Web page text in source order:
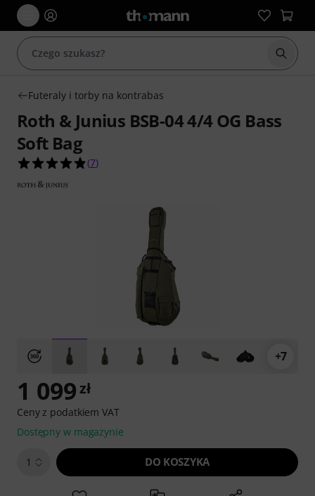
Futeraly i torby na kontrabas
Roth & Junius BSB-04 4/4 OG Bass
Soft Bag
4.9 na 5 gwiazdek z 7 ocen klientów
(7)
+7
1 099zł
Ceny z podatkiem VAT
Dostępny w magazynie
1 DO KOSZYKA